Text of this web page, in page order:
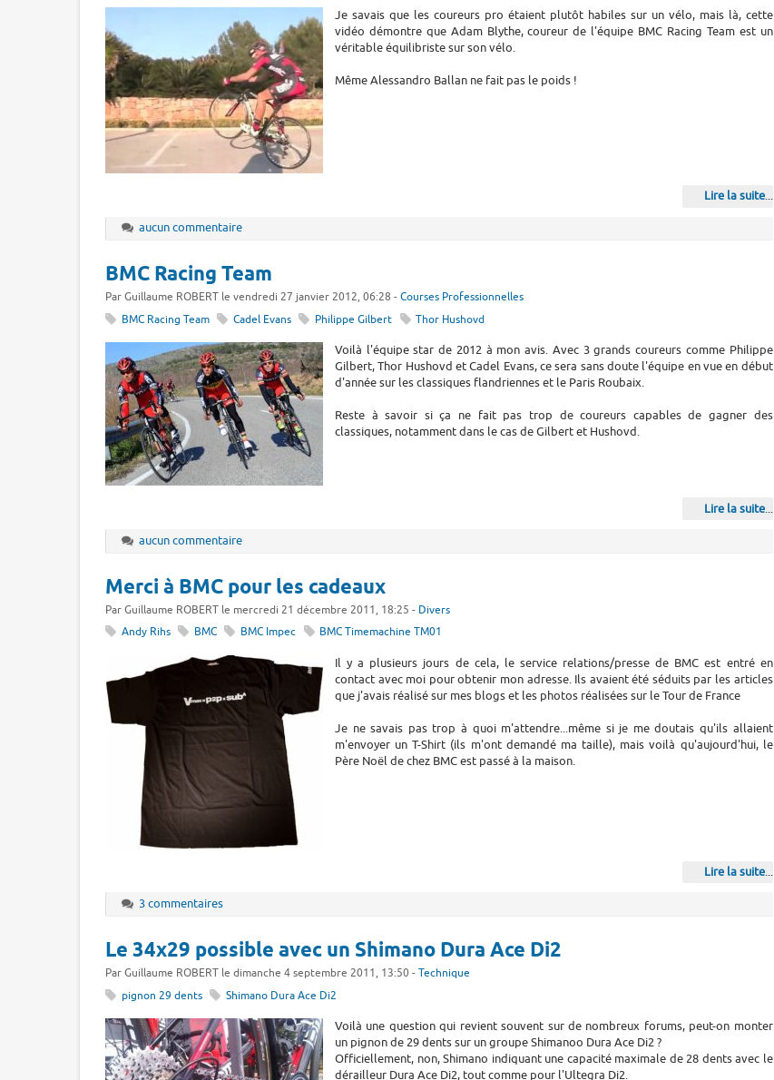
Je savais que les coureurs pro étaient plutôt habiles sur un vélo, mais là, cette
vidéo démontre que Adam Blythe, coureur de l'équipe BMC Racing Team est un
véritable équilibriste sur son vélo.
Même Alessandro Ballan ne fait pas le poids !
Lire la suite...
aucun commentaire
BMC Racing Team
Par Guillaume ROBERT le vendredi 27 janvier 2012, 06:28 - Courses Professionnelles
BMC Racing Team
Cadel Evans Philippe Gilbert Thor Hushovd
Voilà l'équipe star de 2012 à mon avis. Avec 3 grands coureurs comme Philippe
Gilbert, Thor Hushovd et Cadel Evans, ce sera sans doute l'équipe en vue en début
d'année sur les classiques flandriennes et le Paris Roubaix.
Reste à savoir si ça ne fait pas trop de coureurs capables de gagner des
classiques, notamment dans le cas de Gilbert et Hushovd.
Lire la suite...
aucun commentaire
Merci à BMC pour les cadeaux
Par Guillaume ROBERT le mercredi 21 décembre 2011, 18:25 - Divers
Andy Rihs
BMC BMC Impec BMC Timemachine TM01
Il y a plusieurs jours de cela, le service relations/presse de BMC est entré en
contact avec moi pour obtenir mon adresse. Ils avaient été séduits par les articles
que j'avais réalisé sur mes blogs et les photos réalisées sur le Tour de France
Je ne savais pas trop à quoi m'attendre...même si je me doutais qu'ils allaient
m'envoyer un T-Shirt (ils m'ont demandé ma taille), mais voilà qu'aujourd'hui, le
Père Noël de chez BMC est passé à la maison.
Lire la suite...
3 commentaires
Le 34x29 possible avec un Shimano Dura Ace Di2
Par Guillaume ROBERT le dimanche 4 septembre 2011, 13:50 - Technique
pignon 29 dents
Shimano Dura Ace Di2
Voilà une question qui revient souvent sur de nombreux forums, peut-on monter
un pignon de 29 dents sur un groupe Shimanoo Dura Ace Di2 ?
Officiellement, non, Shimano indiquant une capacité maximale de 28 dents avec le
dérailleur Dura Ace Di2, tout comme pour l'Ultegra Di2.